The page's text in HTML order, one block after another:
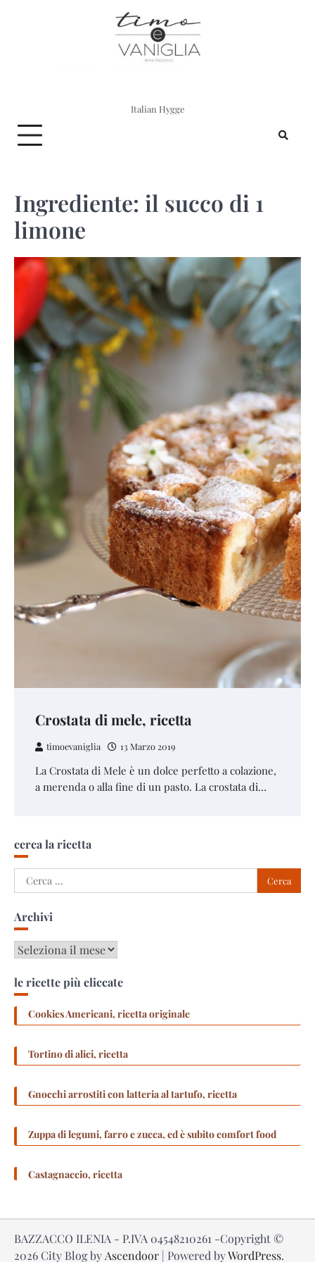
Italian Hygge
Ingrediente: il succo di 1
limone
Crostata di mele, ricetta
timoevaniglia 13 Marzo 2019
La Crostata di Mele è un dolce perfetto a colazione,
a merenda o alla fine di un pasto. La crostata di…
cerca la ricetta
Ricerca
per:
Archivi
Archivi
le ricette più cliccate
Cookies Americani, ricetta originale
Tortino di alici, ricetta
Gnocchi arrostiti con latteria al tartufo, ricetta
Zuppa di legumi, farro e zucca, ed è subito comfort food
Castagnaccio, ricetta
BAZZACCO ILENIA - P.IVA 04548210261 -Copyright ©
2026City Blog byAscendoor | Powered byWordPress.